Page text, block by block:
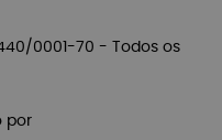
0001-70 - Todos os
por